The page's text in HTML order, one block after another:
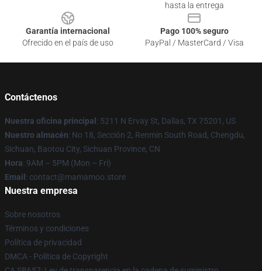
hasta la entrega
Garantía internacional
Ofrecido en el país de uso
Pago 100% seguro
PayPal / MasterCard / Visa
Contáctenos
Nuestra oficina principal : 5211 N Ervay St, Dallas, TX 75201, US
Nuestro almacén: No 18, Sección 2, Renmin South Road, Chengdu,
Sichuan, Baotou City, Sichuan Province, CN
Hora: 9AM – 5PM (Mon – Fri)
Email : contact@mamamoo.store
Nuestra empresa
Sobre nosotros
Términos y condiciones
Política de privacidad
DMCA - Política de Copyright